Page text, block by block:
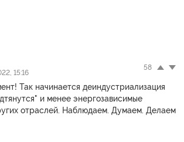
15:16
58
Так начинается деиндустриализация
и менее энергозависимые
отраслей. Наблюдаем. Думаем. Делаем